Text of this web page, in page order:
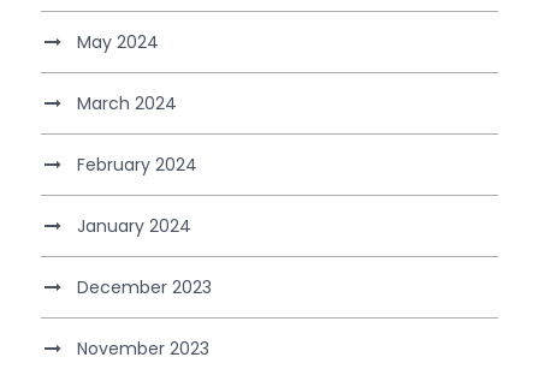
May 2024
March 2024
February 2024
January 2024
December 2023
November 2023